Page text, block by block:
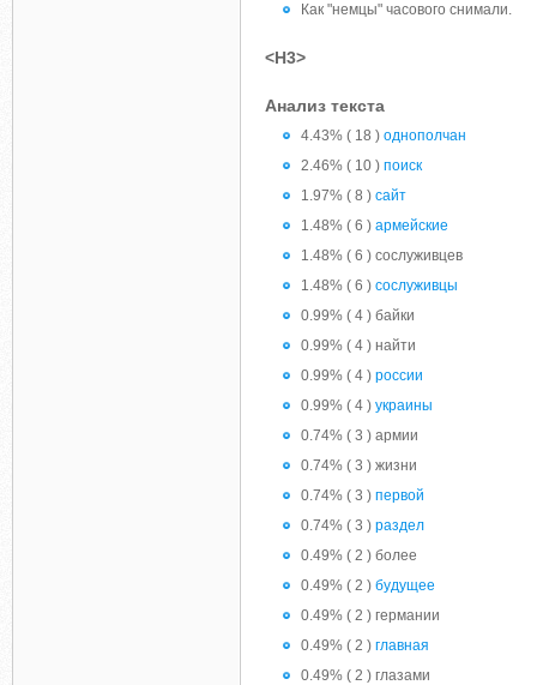
Как "немцы" часового снимали.
<H3>
Анализ текста
4.43% ( 18 ) однополчан
2.46% ( 10 ) поиск
1.97% ( 8 ) сайт
1.48% ( 6 ) армейские
1.48% ( 6 ) сослуживцев
1.48% ( 6 ) сослуживцы
0.99% ( 4 ) байки
0.99% ( 4 ) найти
0.99% ( 4 ) россии
0.99% ( 4 ) украины
0.74% ( 3 ) армии
0.74% ( 3 ) жизни
0.74% ( 3 ) первой
0.74% ( 3 ) раздел
0.49% ( 2 ) более
0.49% ( 2 ) будущее
0.49% ( 2 ) германии
0.49% ( 2 ) главная
0.49% ( 2 ) глазами